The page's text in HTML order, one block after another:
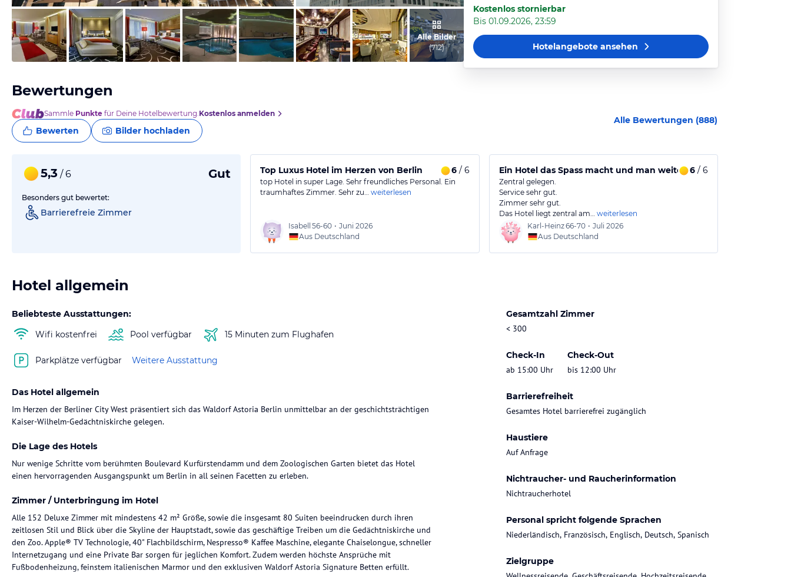
vom Hotelier, Dezember 2016 von Uwe, Oktober 2014
Alle Bilder
(712)
Kostenlos stornierbar
Bis 01.09.2026, 23:59
Hotelangeboteansehen
Bewertungen
Sammle Punkte für Deine Hotelbewertung.Kostenlos anmelden
Bewerten Bilder hochladen
Alle Bewertungen (888)
5,3 / 6 Gut
Besonders gut bewertet:
Barrierefreie Zimmer
Top Luxus Hotel im Herzen von Berlin 6/ 6
top Hotel in super Lage. Sehr freundliches Personal. Ein
traumhaftes Zimmer. Sehr zu… weiterlesen
Isabell 56-60 • Juni 2026
Aus Deutschland
Ein Hotel das Spass macht und man weiter empfehlen
6/ 6
Zentral gelegen.
Service sehr gut.
Zimmer sehr gut.
Das Hotel liegt zentral am… weiterlesen
Karl-Heinz66-70 • Juli 2026
Aus Deutschland
Hotel allgemein
Beliebteste Ausstattungen:
Wifi kostenfrei
Pool verfügbar 15 Minuten zum Flughafen
Parkplätze verfügbar Weitere Ausstattung
Gesamtzahl Zimmer
< 300
Check-In
ab 15:00 Uhr
Check-Out
bis 12:00 Uhr
Barrierefreiheit
Gesamtes Hotel barrierefrei zugänglich
Haustiere
Auf Anfrage
Nichtraucher- und Raucherinformation
Nichtraucherhotel
Personal spricht folgende Sprachen
Niederländisch, Französisch, Englisch, Deutsch, Spanisch
Zielgruppe
Das Hotel allgemein
Im Herzen der Berliner City West präsentiert sich das Waldorf Astoria Berlin unmittelbar an der geschichtsträchtigen
Kaiser-Wilhelm-Gedächtniskirche gelegen.
Die Lage des Hotels
Nur wenige Schritte vom berühmten Boulevard Kurfürstendamm und dem Zoologischen Garten bietet das Hotel
einen hervorragenden Ausgangspunkt um Berlin in all seinen Facetten zu erleben.
Zimmer / Unterbringung im Hotel
Alle 152 Deluxe Zimmer mit mindestens 42 m² Größe, sowie die insgesamt 80 Suiten beeindrucken durch ihren
zeitlosen Stil und Blick über die Skyline der Hauptstadt, sowie das geschäftige Treiben um die Gedächtniskirche und
den Zoo. Apple® TV Technologie, 40" Flachbildschirm, Nespresso® Kaffee Maschine, elegante Chaiselongue, schneller
Internetzugang und eine Private Bar sorgen für jeglichen Komfort. Zudem werden höchste Ansprüche mit
Fußbodenheizung, feinstem italienischen Marmor und den exklusiven Waldorf Astoria Signature Betten erfüllt.